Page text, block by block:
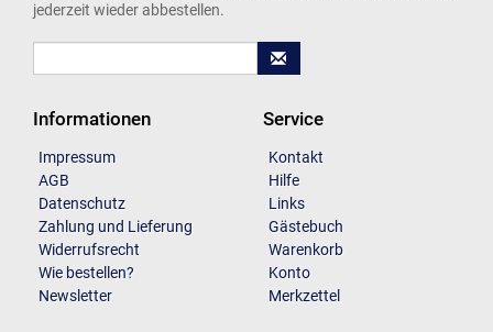
jederzeit wieder abbestellen.
Informationen
Impressum
AGB
Datenschutz
Zahlung und Lieferung
Widerrufsrecht
Wie bestellen?
Newsletter
Service
Kontakt
Hilfe
Links
Gästebuch
Warenkorb
Konto
Merkzettel